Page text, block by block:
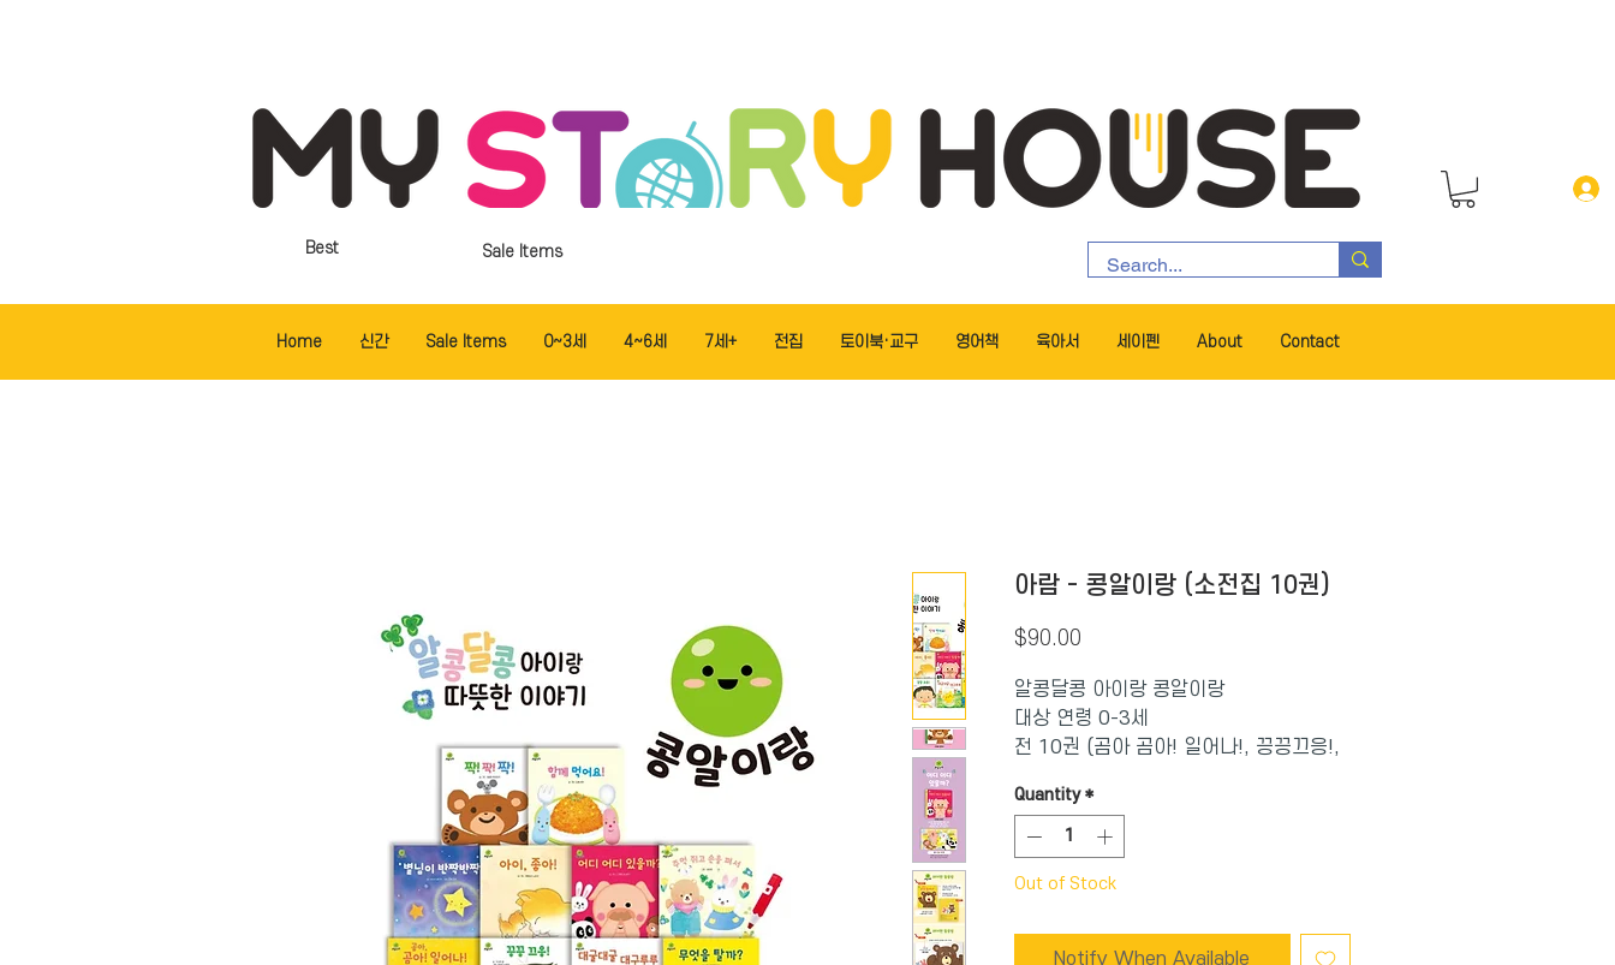
Sale Items
Best
Home 신간 Sale Items 0~3세 4~6세 7세+ 전집 토이북·교구 영어책 육아서 세이펜 About Contact
아람 - 콩알이랑 (소전집 10권)
$90.00Price
알콩달콩 아이랑 콩알이랑
대상 연령 0-3세
전 10권 (곰아 곰아! 일어나!, 끙끙끄응!,
반짝반짝, 아이 좋아, 어디 어디 있을까?,
주먹 쥐고 손을 펴서, 짝! 짝! 짝!, 함께 먹
어요!)
Quantity *
Out of Stock
Notify When Available